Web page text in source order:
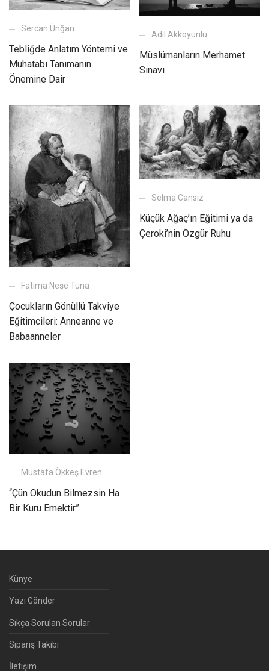
Sercan Ünğan
Tebliğde Anlatım Yöntemi ve
Muhatabı Tanımanın
Önemine Dair
Adil Akkoyunlu
Müslümanların Merhamet
Sınavı
Fatıma Neşe Tuna
Çocukların Gönüllü Takviye
Eğitimcileri: Anneanne ve
Babaanneler
Selma Cansız
Küçük Ağaç’ın Eğitimi ya da
Çeroki’nin Özgür Ruhu
Mustafa Ökkeş Evren
“Çün Okudun Bilmezsin Ha
Bir Kuru Emektir”
Künye
Yazı Gönder
Sıkça Sorulan Sorular
Sipariş Takibi
İletişim